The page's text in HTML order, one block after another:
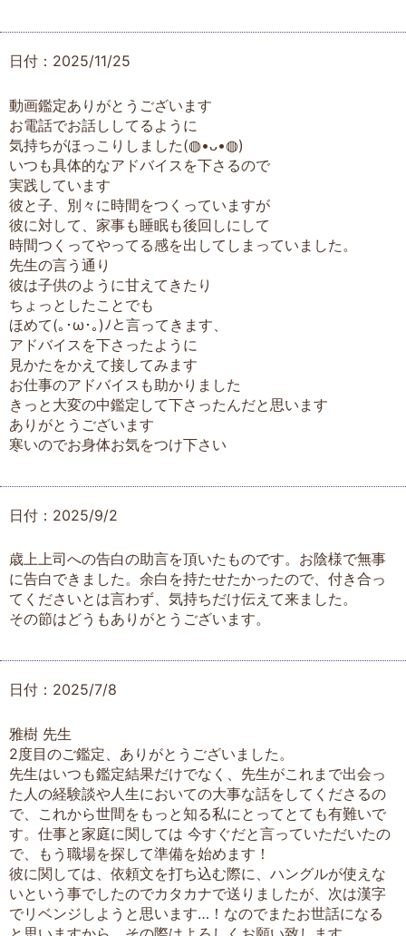
日付：2025/11/25
動画鑑定ありがとうございます
お電話でお話ししてるように
気持ちがほっこりしました(⁠◍⁠•⁠ᴗ⁠•⁠◍⁠)⁠
いつも具体的なアドバイスを下さるので
実践しています
彼と子、別々に時間をつくっていますが
彼に対して、家事も睡眠も後回しにして
時間つくってやってる感を出してしまっていました。
先生の言う通り
彼は子供のように甘えてきたり
ちょっとしたことでも
ほめて(⁠｡⁠･⁠ω⁠･⁠｡⁠)⁠ﾉ⁠と言ってきます、
アドバイスを下さったように
見かたをかえて接してみます
お仕事のアドバイスも助かりました
きっと大変の中鑑定して下さったんだと思います
ありがとうございます
寒いのでお身体お気をつけ下さい
日付：2025/9/2
歳上上司への告白の助言を頂いたものです。お陰様で無事
に告白できました。余白を持たせたかったので、付き合っ
てくださいとは言わず、気持ちだけ伝えて来ました。
その節はどうもありがとうございます。
日付：2025/7/8
雅樹 先生
2度目のご鑑定、ありがとうございました。
先生はいつも鑑定結果だけでなく、先生がこれまで出会っ
た人の経験談や人生においての大事な話をしてくださるの
で、これから世間をもっと知る私にとってとても有難いで
す。仕事と家庭に関しては 今すぐだと言っていただいたの
で、もう職場を探して準備を始めます！
彼に関しては、依頼文を打ち込む際に、ハングルが使えな
いという事でしたのでカタカナで送りましたが、次は漢字
でリベンジしようと思います…！なのでまたお世話になる